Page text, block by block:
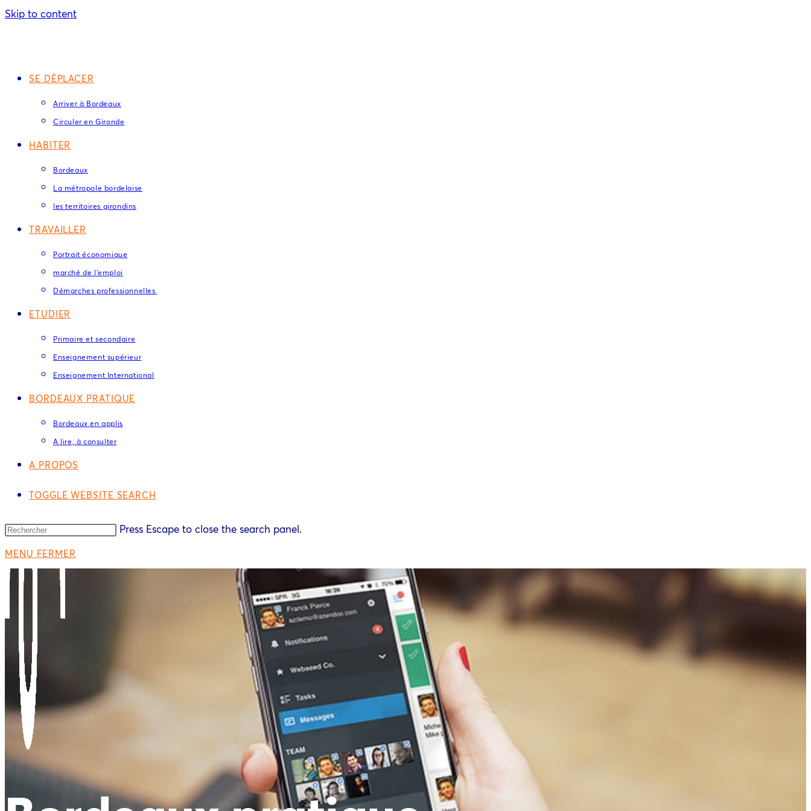
Skip to content
SE DÉPLACER
Arriver à Bordeaux
Circuler en Gironde
HABITER
Bordeaux
La métropole bordelaise
les territoires girondins
TRAVAILLER
Portrait économique
marché de l’emploi
Démarches professionnelles
ETUDIER
Primaire et secondaire
Enseignement supérieur
Enseignement International
BORDEAUX PRATIQUE
Bordeaux en applis
A lire, à consulter
A PROPOS
TOGGLE WEBSITE SEARCH
Press Escape to close the search panel.
MENU FERMER